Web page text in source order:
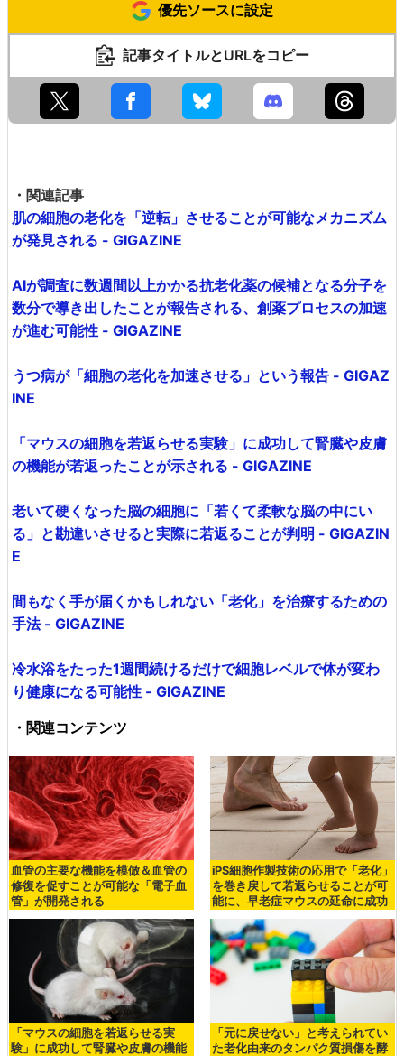
優先ソースに設定
記事タイトルとURLをコピー
・関連記事
肌の細胞の老化を「逆転」させることが可能なメカニズム
が発見される - GIGAZINE
AIが調査に数週間以上かかる抗老化薬の候補となる分子を
数分で導き出したことが報告される、創薬プロセスの加速
が進む可能性 - GIGAZINE
うつ病が「細胞の老化を加速させる」という報告 - GIGAZ
INE
「マウスの細胞を若返らせる実験」に成功して腎臓や皮膚
の機能が若返ったことが示される - GIGAZINE
老いて硬くなった脳の細胞に「若くて柔軟な脳の中にい
る」と勘違いさせると実際に若返ることが判明 - GIGAZIN
E
間もなく手が届くかもしれない「老化」を治療するための
手法 - GIGAZINE
冷水浴をたった1週間続けるだけで細胞レベルで体が変わ
り健康になる可能性 - GIGAZINE
・関連コンテンツ
血管の主要な機能を模倣＆血管の
修復を促すことが可能な「電子血
管」が開発される
iPS細胞作製技術の応用で「老化」
を巻き戻して若返らせることが可
能に、早老症マウスの延命に成功
「マウスの細胞を若返らせる実
験」に成功して腎臓や皮膚の機能
「元に戻せない」と考えられてい
た老化由来のタンパク質損傷を酵